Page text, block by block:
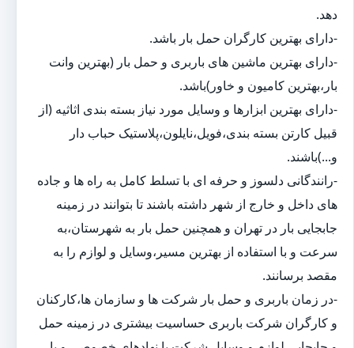
دهد.
-دارای بهترین کارگران حمل بار باشد.
-دارای بهترین ماشین های باربری و حمل بار (بهترین وانت
بار،بهترین کامیون و خاور)باشد.
-دارای بهترین ابزارها و وسایل مورد نیاز بسته بندی اثاثیه (از
قبیل کارتن بسته بندی،فویل،نایلون،پلاستیک حباب دار
و...)باشند.
-رانندگانی دلسوز و حرفه ای با تسلط کامل به راه ها و جاده
های داخل و خارج از شهر داشته باشند تا بتوانند در زمینه
جابجایی بار در تهران و همچنین حمل بار به شهرستان،به
سرعت و با استفاده از بهترین مسیر،وسایل و لوازم را به
مقصد برسانند.
-در زمان باربری و حمل بار شرکت ها و سازمان ها،کارکنان
و کارگران شرکت باربری حساسیت بیشتری در زمینه حمل